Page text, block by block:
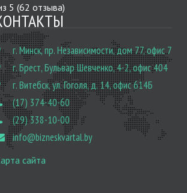
5 (62 отзыва)
г. Минск, пр. Независимости, дом 77, офис 7
г. Брест, Бульвар Шевченко, 4-2, офис 404
г. Витебск, ул. Гоголя, д. 14, офис 614Б
(17) 374-40-60
(29) 338-10-00
info@bizneskvartal.by
сайта